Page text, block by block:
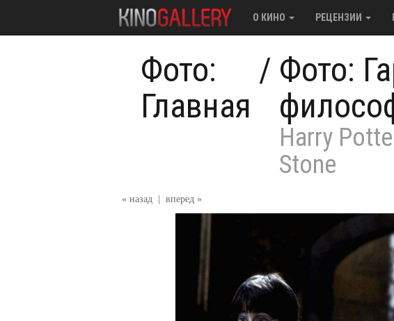
О КИНО РЕЦЕНЗИИ
Фото:
Главная
/ Фото:
Harry
Stone
« назад вперед »